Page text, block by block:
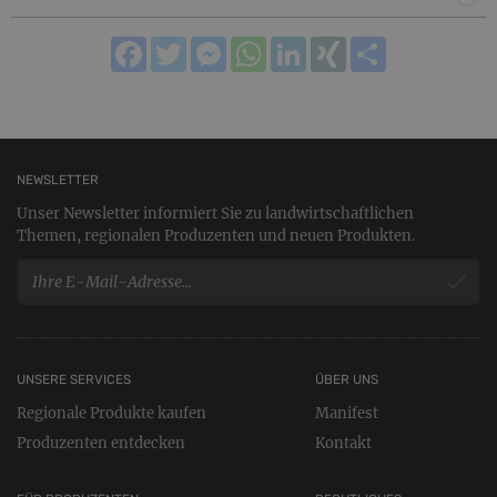
FacebookTwitterMessengerWhatsAppLinkedIn
XING
NEWSLETTER
Unser Newsletter informiert Sie zu landwirtschaftlichen
Themen, regionalen Produzenten und neuen Produkten.
UNSERE SERVICES
Regionale Produkte kaufen
Produzenten entdecken
ÜBER UNS
Manifest
Kontakt